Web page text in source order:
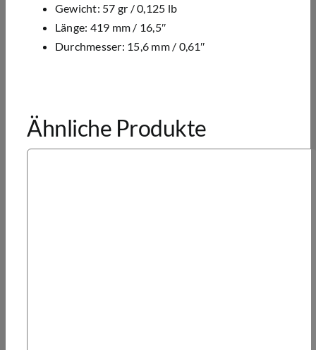
Gewicht: 57 gr / 0,125 lb
Länge: 419 mm / 16,5″
Durchmesser: 15,6 mm / 0,61″
Ähnliche Produkte